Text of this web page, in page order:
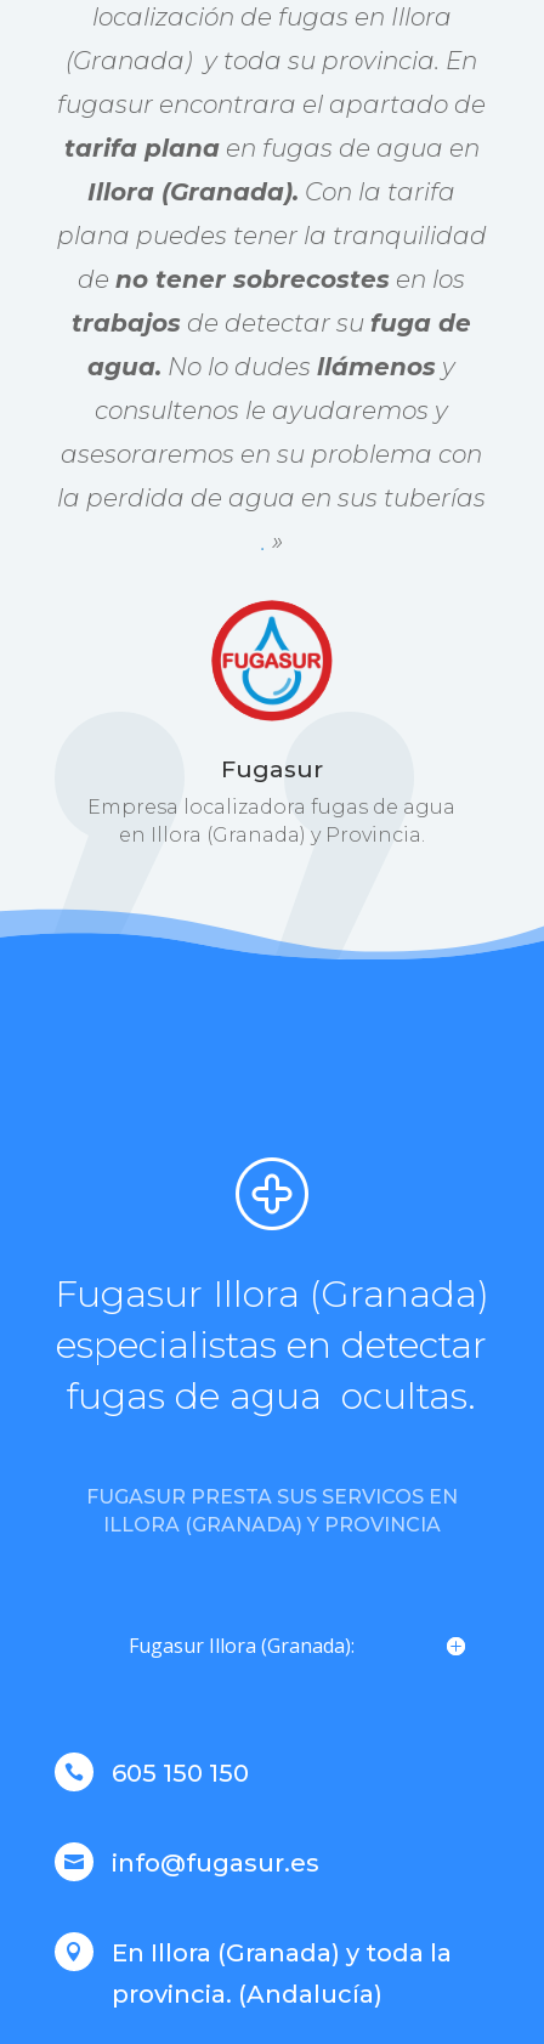
localización de fugas en Illora
(Granada) y toda su provincia. En
fugasur encontrara el apartado de
tarifa planaen fugas de agua en
Illora (Granada). Con la tarifa
plana puedes tener la tranquilidad
deno tener sobrecostes en los
trabajos de detectar sufuga de
agua. No lo dudesllámenos y
consultenos le ayudaremos y
asesoraremos en su problema con
la perdida de agua en sus tuberías
. »
Fugasur
Empresa localizadora fugas de agua
en Illora (Granada) y Provincia.
Fugasur Illora (Granada)
especialistas en detectar
fugas de agua ocultas.
FUGASUR PRESTA SUS SERVICOS EN
ILLORA (GRANADA) Y PROVINCIA
Fugasur Illora (Granada):
 605 150 150
 info@fugasur.es

En Illora (Granada) y toda la
provincia. (Andalucía)